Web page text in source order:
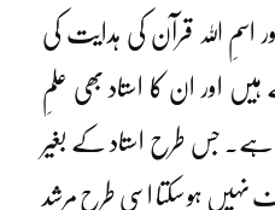
اسمِ اللہ قرآن کی ہدایت کی
اور ان کا استاد بھی علمِ
ہے۔ جس طرح استاد کے بغیر
نہیں ہو سکتا اسی طرح مرشد